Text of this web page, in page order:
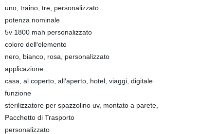
uno, traino, tre, personalizzato
potenza nominale
5v 1800 mah personalizzato
colore dell′elemento
nero, bianco, rosa, personalizzato
applicazione
casa, al coperto, all′aperto, hotel, viaggi, digitale
funzione
sterilizzatore per spazzolino uv, montato a parete,
Pacchetto di Trasporto
personalizzato